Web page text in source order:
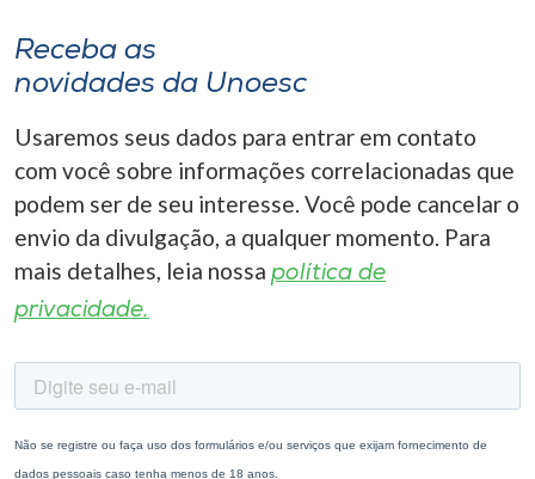
A+
Receba as
novidades da Unoesc
Usaremos seus dados para entrar em contato
com você sobre informações correlacionadas que
podem ser de seu interesse. Você pode cancelar o
envio da divulgação, a qualquer momento. Para
mais detalhes, leia nossa política de
privacidade.